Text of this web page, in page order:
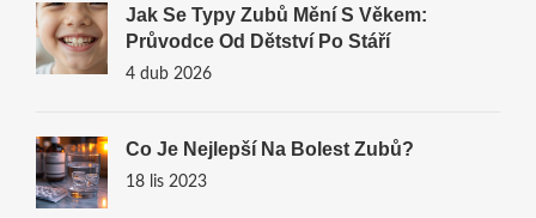
Jak Se Typy Zubů Mění S Věkem:
Průvodce Od Dětství Po Stáří
4 dub 2026
Co Je Nejlepší Na Bolest Zubů?
18 lis 2023